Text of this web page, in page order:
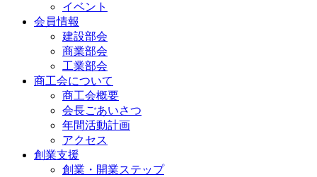
イベント
会員情報
建設部会
商業部会
工業部会
商工会について
商工会概要
会長ごあいさつ
年間活動計画
アクセス
創業支援
創業・開業ステップ